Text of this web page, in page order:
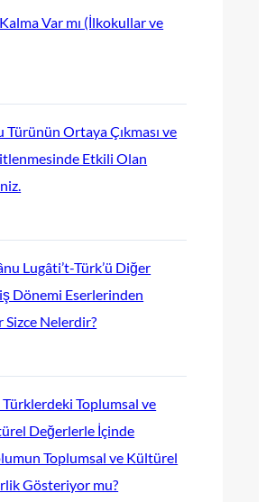
Var mı (İlkokullar ve
Türünün Ortaya Çıkması ve
Etkili Olan
Lugâti’t-Türk’ü Diğer
Dönemi Eserlerinden
Sizce Nelerdir?
Türklerdeki Toplumsal ve
Değerlerle İçinde
Toplumsal ve Kültürel
Gösteriyor mu?